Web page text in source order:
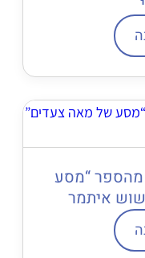
מהספר “מסע
איתמר